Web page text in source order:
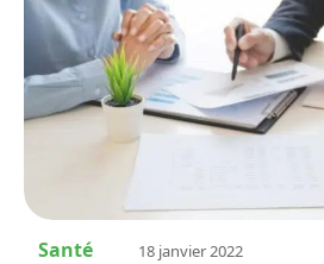
Santé 18 janvier 2022